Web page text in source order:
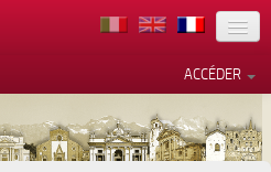
ACCÉDER